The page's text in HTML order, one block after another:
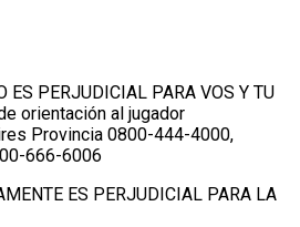
ES PERJUDICIAL PARA VOS Y TU
orientación al jugador
Provincia 0800-444-4000,
666-6006
ES PERJUDICIAL PARA LA